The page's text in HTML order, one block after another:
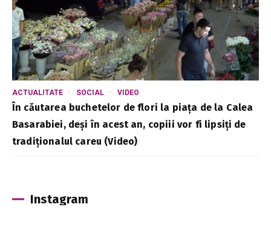
ACTUALITATE SOCIAL VIDEO
În căutarea buchetelor de flori la piața de la Calea
Basarabiei, deși în acest an, copiii vor fi lipsiți de
tradiționalul careu (Video)
Instagram